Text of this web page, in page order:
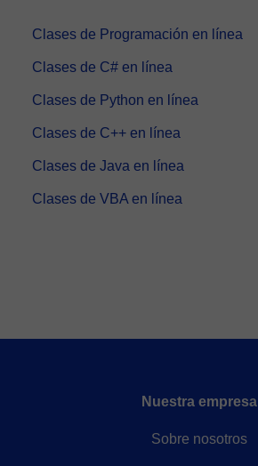
Clases de Programación en línea
Clases de C# en línea
Clases de Python en línea
Clases de C++ en línea
Clases de Java en línea
Clases de VBA en línea
Nuestra empresa
Sobre nosotros